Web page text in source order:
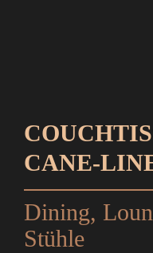
CANE-
Dining,
Stühle